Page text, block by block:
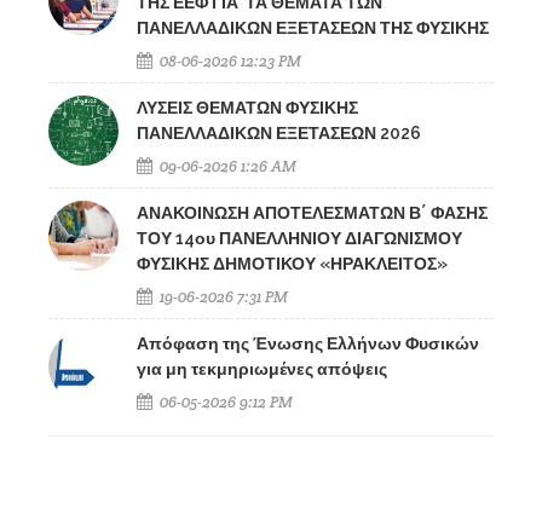
ΠΑΝΕΛΛΑΔΙΚΩΝ ΕΞΕΤΑΣΕΩΝ ΤΗΣ ΦΥΣΙΚΗΣ
08-06-2026 12:23 PM
ΛΥΣΕΙΣ ΘΕΜΑΤΩΝ ΦΥΣΙΚΗΣ
ΠΑΝΕΛΛΑΔΙΚΩΝ ΕΞΕΤΑΣΕΩΝ 2026
09-06-2026 1:26 AM
ΑΝΑΚΟΙΝΩΣΗ ΑΠΟΤΕΛΕΣΜΑΤΩΝ Β΄ ΦΑΣΗΣ
ΤΟΥ 14ου ΠΑΝΕΛΛΗΝΙΟΥ ΔΙΑΓΩΝΙΣΜΟΥ
ΦΥΣΙΚΗΣ ΔΗΜΟΤΙΚΟΥ «ΗΡΑΚΛΕΙΤΟΣ»
19-06-2026 7:31 PM
Απόφαση της Ένωσης Ελλήνων Φυσικών
για μη τεκμηριωμένες απόψεις
06-05-2026 9:12 PM